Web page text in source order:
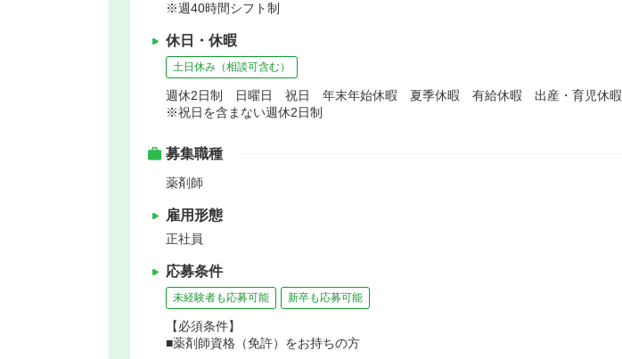
※週40時間シフト制
休日・休暇
土日休み（相談可含む）
週休2日制 日曜日 祝日 年末年始休暇 夏季休暇 有給休暇 出産・育児休暇
※祝日を含まない週休2日制
募集職種
薬剤師
雇用形態
正社員
応募条件
未経験者も応募可能 新卒も応募可能
【必須条件】
■薬剤師資格（免許）をお持ちの方